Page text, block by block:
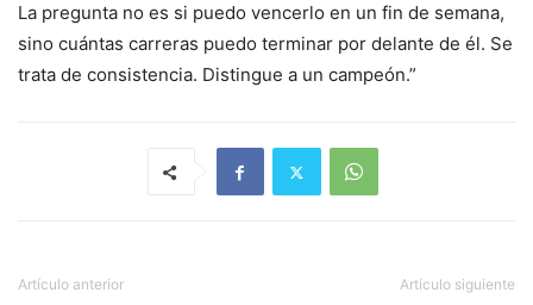
La pregunta no es si puedo vencerlo en un fin de semana,
sino cuántas carreras puedo terminar por delante de él. Se
trata de consistencia. Distingue a un campeón.”
Artículo anterior Artículo siguiente